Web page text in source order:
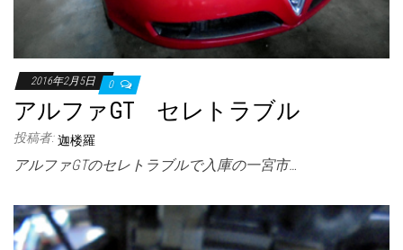
2016年2月5日 0
アルファGT セレトラブル
投稿者: 迦楼羅
アルファGTのセレトラブルで入庫の一宮市…